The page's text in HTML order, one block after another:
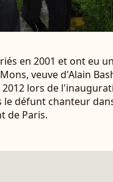
en 2001 et ont eu
veuve d'Alain
2012 lors de
le défunt chanteur
de Paris.